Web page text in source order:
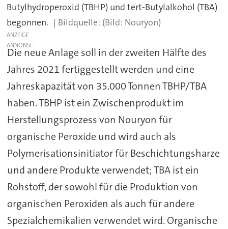
Butylhydroperoxid (TBHP) und tert-Butylalkohol (TBA)
begonnen.
(Bild: Nouryon)
ANZEIGE
Die neue Anlage soll in der zweiten Hälfte des
Jahres 2021 fertiggestellt werden und eine
Jahreskapazität von 35.000 Tonnen TBHP/TBA
haben. TBHP ist ein Zwischenprodukt im
Herstellungsprozess von Nouryon für
organische Peroxide und wird auch als
Polymerisationsinitiator für Beschichtungsharze
und andere Produkte verwendet; TBA ist ein
Rohstoff, der sowohl für die Produktion von
organischen Peroxiden als auch für andere
Spezialchemikalien verwendet wird. Organische